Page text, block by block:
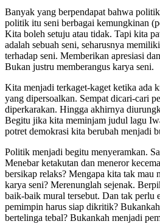
Banyak yang berpendapat bahwa
politik itu seni berbagai kemungkinan
Kita boleh setuju atau tidak. Tapi kita
adalah sebuah seni, seharusnya
terhadap seni. Memberikan apresiasi
Bukan justru memberangus karya seni.
Kita menjadi terkaget-kaget ketika ada
yang dipersoalkan. Sempat dicari-cari
diperkarakan. Hingga akhirnya
Begitu jika kita meminjam judul lagu
potret demokrasi kita berubah menjadi
Politik menjadi begitu menyeramkan.
Menebar ketakutan dan meneror
bersikap relaks? Mengapa kita tak mau
karya seni? Merenunglah sejenak.
baik-baik mural tersebut. Dan tak perlu
pemimpin harus siap dikritik?
bertelinga tebal? Bukankah menjadi